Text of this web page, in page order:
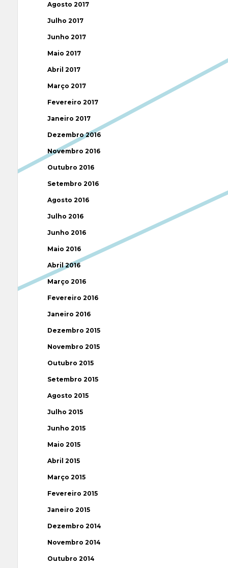
Agosto 2017
Julho 2017
Junho 2017
Maio 2017
Abril 2017
Março 2017
Fevereiro 2017
Janeiro 2017
Dezembro 2016
Novembro 2016
Outubro 2016
Setembro 2016
Agosto 2016
Julho 2016
Junho 2016
Maio 2016
Abril 2016
Março 2016
Fevereiro 2016
Janeiro 2016
Dezembro 2015
Novembro 2015
Outubro 2015
Setembro 2015
Agosto 2015
Julho 2015
Junho 2015
Maio 2015
Abril 2015
Março 2015
Fevereiro 2015
Janeiro 2015
Dezembro 2014
Novembro 2014
Outubro 2014